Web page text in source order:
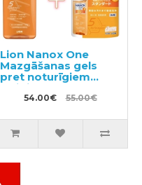
Lion Nanox One
Mazgāšanas gels
pret noturīgiem
traipiem 640g +
pildviela 1530g
54.00€ 55.00€